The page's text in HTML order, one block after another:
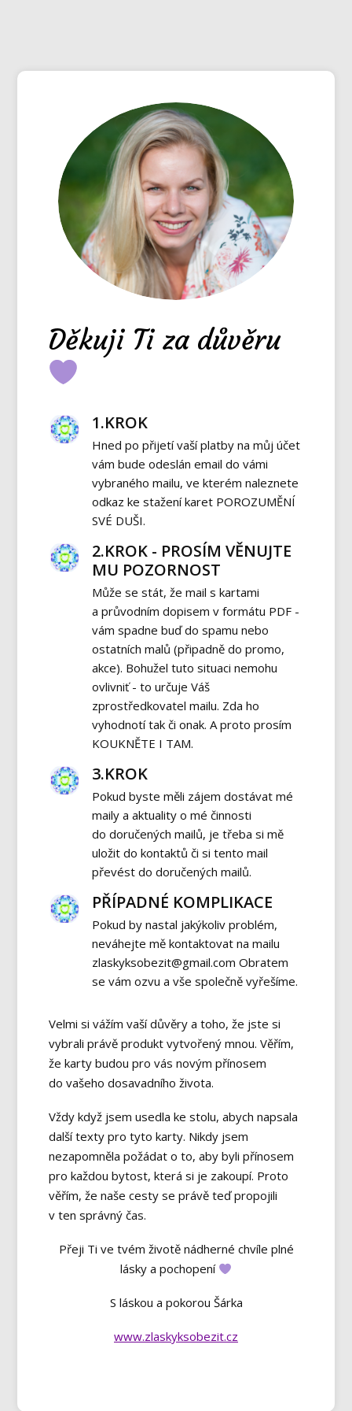
Děkuji Ti za důvěru
1.KROK
Hned po přijetí vaší platby na můj účet
vám bude odeslán email do vámi
vybraného mailu, ve kterém naleznete
odkaz ke stažení karet POROZUMĚNÍ
SVÉ DUŠI.
2.KROK - PROSÍM VĚNUJTE
MU POZORNOST
Může se stát, že mail s kartami
a průvodním dopisem v formátu PDF -
vám spadne buď do spamu nebo
ostatních malů (připadně do promo,
akce). Bohužel tuto situaci nemohu
ovlivniť - to určuje Váš
zprostředkovatel mailu. Zda ho
vyhodnotí tak či onak. A proto prosím
KOUKNĚTE I TAM.
3.KROK
Pokud byste měli zájem dostávat mé
maily a aktuality o mé činnosti
do doručených mailů, je třeba si mě
uložit do kontaktů či si tento mail
převést do doručených mailů.
PŘÍPADNÉ KOMPLIKACE
Pokud by nastal jakýkoliv problém,
neváhejte mě kontaktovat na mailu
zlaskyksobezit@gmail.com Obratem
se vám ozvu a vše společně vyřešíme.
Velmi si vážím vaší důvěry a toho, že jste si
vybrali právě produkt vytvořený mnou. Věřím,
že karty budou pro vás novým přínosem
do vašeho dosavadního života.
Vždy když jsem usedla ke stolu, abych napsala
další texty pro tyto karty. Nikdy jsem
nezapomněla požádat o to, aby byli přínosem
pro každou bytost, která si je zakoupí. Proto
věřím, že naše cesty se právě teď propojili
v ten správný čas.
Přeji Ti ve tvém životě nádherné chvíle plné
lásky a pochopení
S láskou a pokorou Šárka
www.zlaskyksobezit.cz